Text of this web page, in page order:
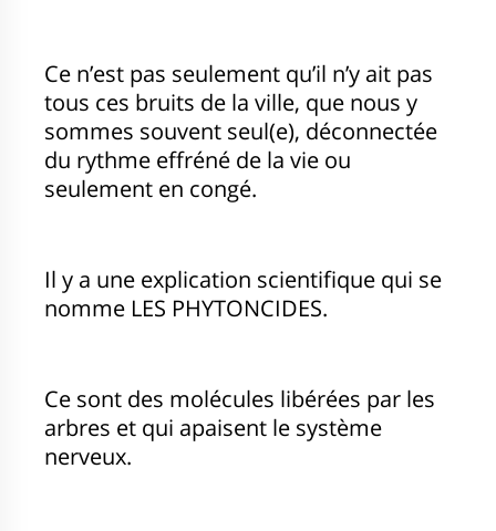
Ce n’est pas seulement qu’il n’y ait pas
tous ces bruits de la ville, que nous y
sommes souvent seul(e), déconnectée
du rythme effréné de la vie ou
seulement en congé.
Il y a une explication scientifique qui se
nomme LES PHYTONCIDES.
Ce sont des molécules libérées par les
arbres et qui apaisent le système
nerveux.